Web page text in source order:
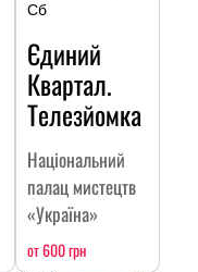
Сб
Єдиний
Квартал.
Телезйомка
Національний
палац мистецтв
«Україна»
от 600 грн